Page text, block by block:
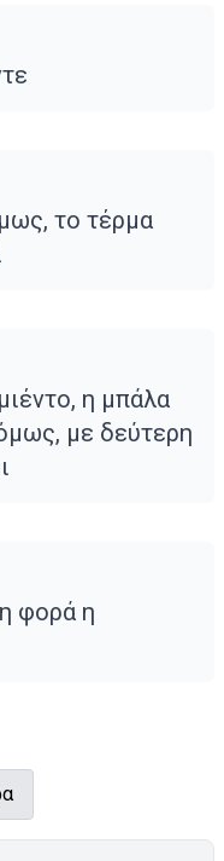
το τέρμα
η μπάλα
με δεύτερη
φορά η